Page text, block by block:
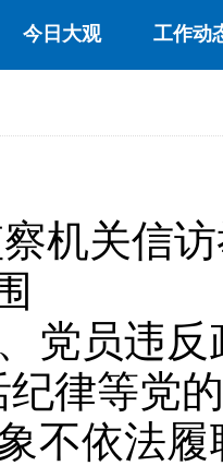
今日大观 工作动
机关信
党员违
律等党
不依法